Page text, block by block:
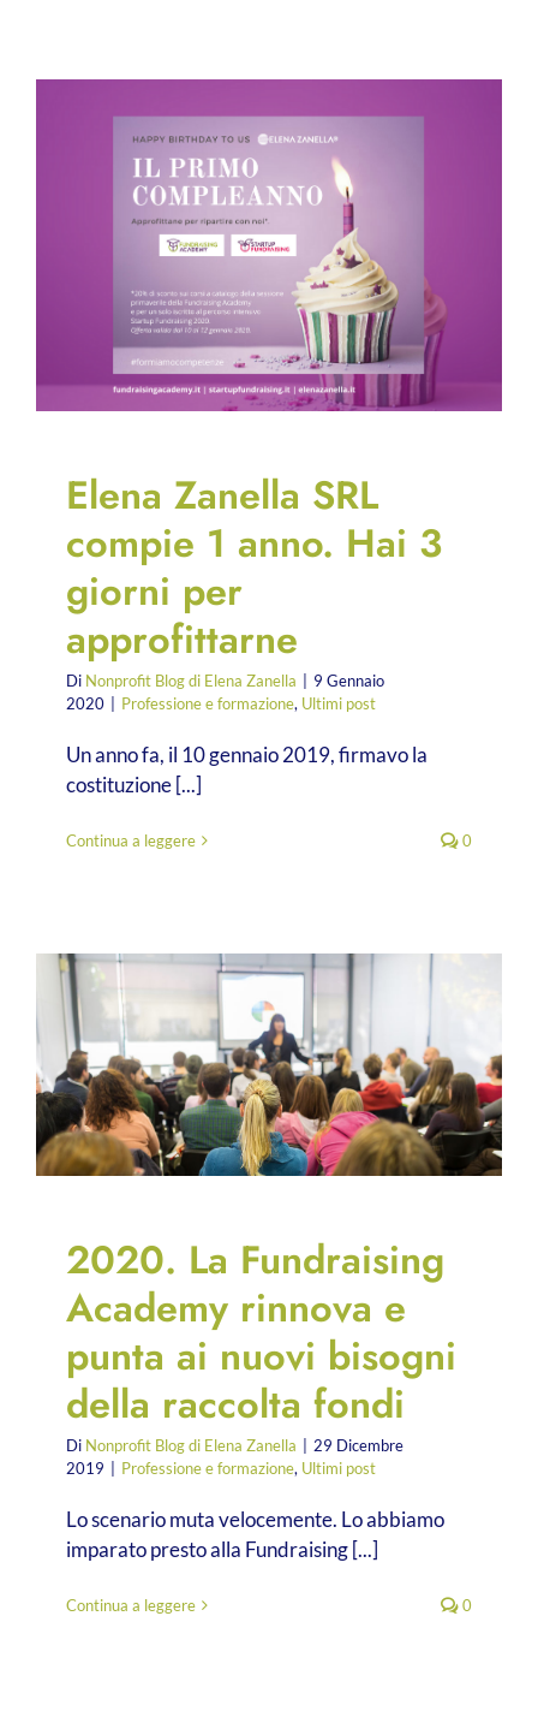
Elena Zanella SRL
compie 1 anno. Hai 3
giorni per
approfittarne
Di Nonprofit Blog di Elena Zanella
9 Gennaio
2020
Professione e formazione, Ultimi post
Un anno fa, il 10 gennaio 2019, firmavo la
costituzione [...]
Continua a leggere 0
2020. La Fundraising
Academy rinnova e
punta ai nuovi bisogni
della raccolta fondi
Di Nonprofit Blog di Elena Zanella
29 Dicembre
2019
Professione e formazione, Ultimi post
Lo scenario muta velocemente. Lo abbiamo
imparato presto alla Fundraising [...]
Continua a leggere 0